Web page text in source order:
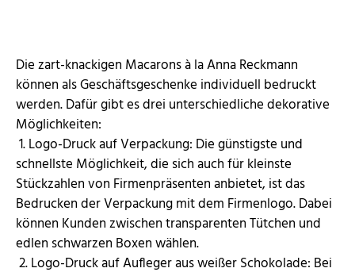
Die zart-knackigen Macarons à la Anna Reckmann
können als Geschäftsgeschenke individuell bedruckt
werden. Dafür gibt es drei unterschiedliche dekorative
Möglichkeiten:
1. Logo-Druck auf Verpackung: Die günstigste und
schnellste Möglichkeit, die sich auch für kleinste
Stückzahlen von Firmenpräsenten anbietet, ist das
Bedrucken der Verpackung mit dem Firmenlogo. Dabei
können Kunden zwischen transparenten Tütchen und
edlen schwarzen Boxen wählen.
2. Logo-Druck auf Aufleger aus weißer Schokolade: Bei